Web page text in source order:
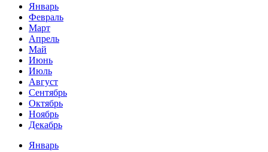
Январь
Февраль
Март
Апрель
Май
Июнь
Июль
Август
Сентябрь
Октябрь
Ноябрь
Декабрь
Январь